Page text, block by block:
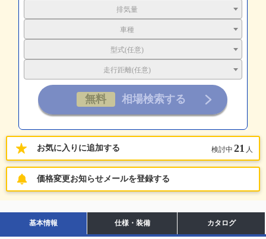
排気量
車種
型式(任意)
走行距離(任意)
お気に入りに追加する 検討中 21 人
価格変更お知らせメールを登録する
基本情報 仕様・装備 カタログ